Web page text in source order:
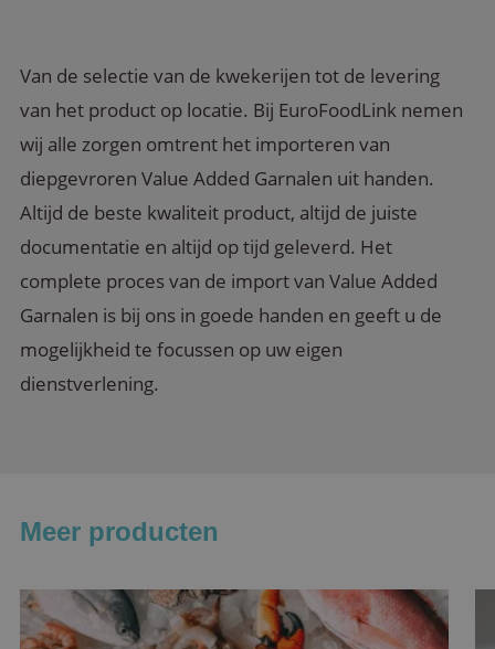
Van de selectie van de kwekerijen tot de levering
van het product op locatie. Bij EuroFoodLink nemen
wij alle zorgen omtrent het importeren van
diepgevroren Value Added Garnalen uit handen.
Altijd de beste kwaliteit product, altijd de juiste
documentatie en altijd op tijd geleverd. Het
complete proces van de import van Value Added
Garnalen is bij ons in goede handen en geeft u de
mogelijkheid te focussen op uw eigen
dienstverlening.
Meer producten